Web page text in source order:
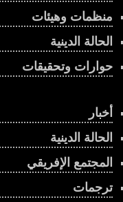
منظمات وهيئات
الحالة الدينية
حوارات وتحقيقات
أخبار
الحالة الدينية
المجتمع الإفريقي
ترجمات